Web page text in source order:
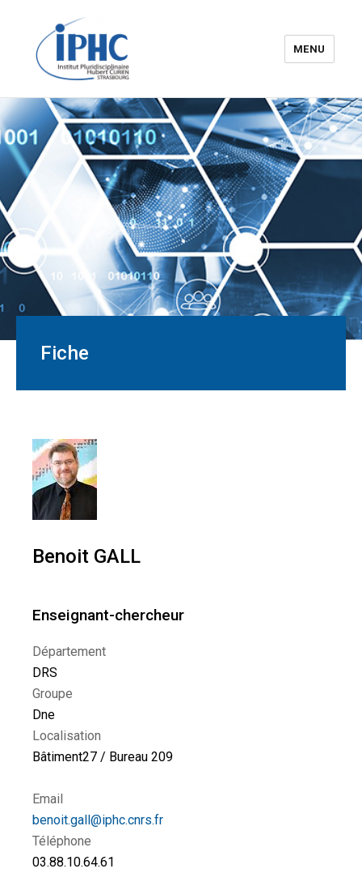
Institut pluridisciplinaire Hubert
Curien – IPHC
MENU
Fiche
Benoit GALL
Enseignant-chercheur
Département
DRS
Groupe
Dne
Localisation
Bâtiment27 / Bureau 209
Email
benoit.gall@iphc.cnrs.fr
Téléphone
03.88.10.64.61